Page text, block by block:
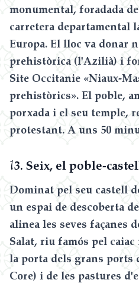
monumental, foradada
carretera departamental
Europa. El lloc va donar
prehistòrica (l'Azilià) i
Site Occitanie «Niaux-
prehistòrics». El poble,
porxada i el seu temple,
protestant. A uns 50
13. Seix, el poble-
Dominat pel seu castell
un espai de descoberta
alinea les seves façanes
Salat, riu famós pel caiac
la porta dels grans ports
Core) i de les pastures